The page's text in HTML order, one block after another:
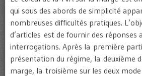
qui sous des abords de simplicité
nombreuses difficultés pratiques.
d’articles est de fournir des réponses
interrogations. Après la première
présentation du régime, la deuxième
marge, la troisième sur les deux